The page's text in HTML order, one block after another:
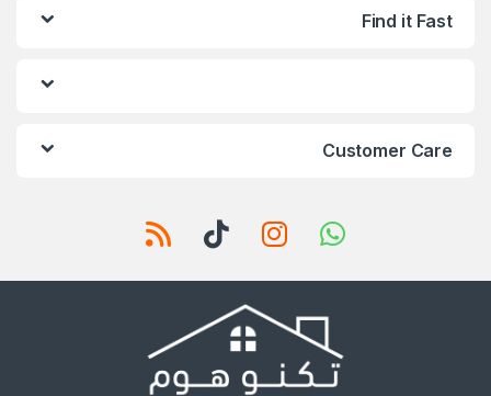
Find it Fast
Customer Care